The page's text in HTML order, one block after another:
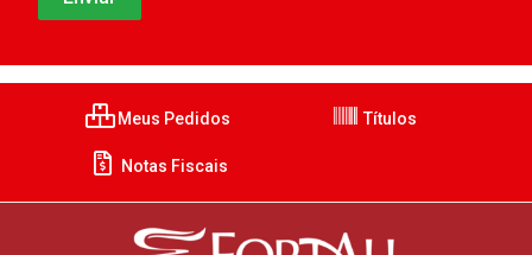
Meus Pedidos Títulos
Notas Fiscais